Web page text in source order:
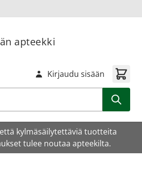
apteekki
Kirjaudu sisään
kylmäsäilytettäviä tuotteita
tulee noutaa apteekilta.